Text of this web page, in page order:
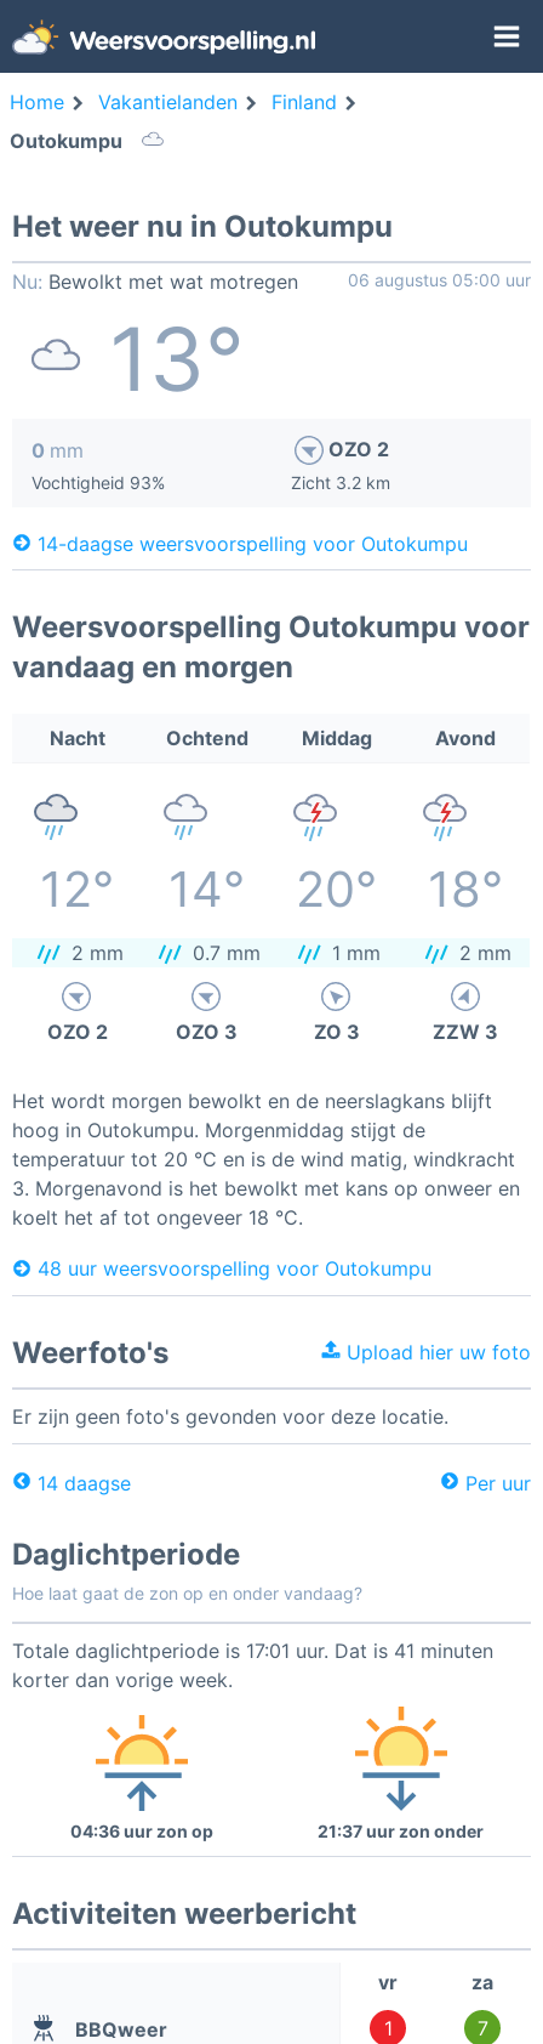
Home Vakantielanden
Finland
Outokumpu
Het weer nu in Outokumpu
Nu: Bewolkt met wat motregen 06 augustus 05:00 uur
13°
0 mm
Vochtigheid 93%
OZO 2
Zicht 3.2 km
14-daagse weersvoorspelling voor Outokumpu
Weersvoorspelling Outokumpu voor
vandaag en morgen
Nacht Ochtend Middag Avond
12° 14° 20° 18°
2 mm 0.7 mm 1 mm 2 mm
OZO 2 OZO 3 ZO 3 ZZW 3
Het wordt morgen bewolkt en de neerslagkans blijft
hoog in Outokumpu. Morgenmiddag stijgt de
temperatuur tot 20 °C en is de wind matig, windkracht
3. Morgenavond is het bewolkt met kans op onweer en
koelt het af tot ongeveer 18 °C.
48 uur weersvoorspelling voor Outokumpu
Weerfoto's Upload hier uw foto
Er zijn geen foto's gevonden voor deze locatie.
14 daagse Per uur
Daglichtperiode
Hoe laat gaat de zon op en onder vandaag?
Totale daglichtperiode is 17:01 uur. Dat is 41 minuten
korter dan vorige week.
04:36 uur zon op 21:37 uur zon onder
Activiteiten weerbericht
vr
za
BBQweer
1 7